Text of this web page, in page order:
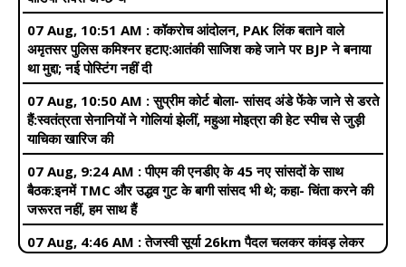
07 Aug, 10:51 AM :
अमृतसर पुलिस कमिश्नर हटाए:आतंकी साजिश कहे जाने पर BJP ने बनाया
था मुद्दा; नई पोस्टिंग नहीं दी
07 Aug, 10:50 AM :
हैं:स्वतंत्रता सेनानियों ने गोलियां झेलीं, महुआ मोइत्रा की हेट स्पीच से जुड़ी
याचिका खारिज की
07 Aug, 9:24 AM :
बैठक:इनमें TMC और उद्धव गुट के बागी सांसद भी थे; कहा- चिंता करने की
जरूरत नहीं, हम साथ हैं
07 Aug, 4:46 AM :
ऋषिकेश पहुंचे:व्रत रख हरकी पैड़ी से उठाया था जल; बोले- बेंगलुरु में करूंगा
जलाभिषेक
Amit Singh:-Pregnancy में इन वजहों से बढ़ जाती है
खुजली की समस्या, नजरअंदाज करने की गलती मां और बच्चे दोनों के
लिए खतरा